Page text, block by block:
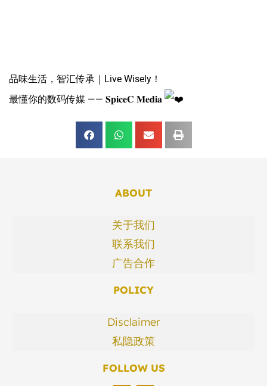
品味生活，智汇传承｜Live Wisely！
最懂你的数码传媒 —— 𝐒𝐩𝐢𝐜𝐞𝐂 𝐌𝐞𝐝𝐢𝐚
ABOUT
关于我们
联系我们
广告合作
POLICY
Disclaimer
私隐政策
FOLLOW US